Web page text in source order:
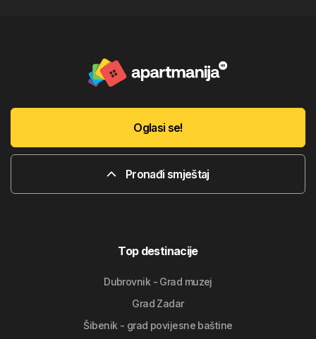
Oglasi se!
Pronađi smještaj
Top destinacije
Dubrovnik - Grad muzej
Grad Zadar
Šibenik - grad povijesne baštine